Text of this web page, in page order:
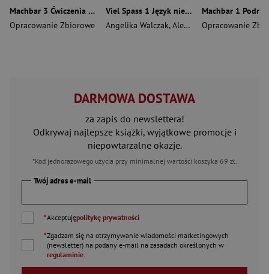
Machbar 3 Ćwiczenia do nauki języka niemieckiego
Opracowanie Zbiorowe
Viel Spass 1 Język niemiecki Zeszyt ćwiczeń
Angelika Walczak,Aleksandra Walczak Opracowanie
DARMOWA DOSTAWA
za zapis do newslettera!
Odkrywaj najlepsze książki, wyjątkowe promocje i
niepowtarzalne okazje.
*Kod jednorazowego użycia przy minimalnej wartości koszyka 69 zł.
Twój adres e-mail
*Akceptujępolitykę prywatności
*Zgadzam się na otrzymywanie wiadomości marketingowych
(newsletter) na podany e-mail na zasadach określonych w
regulaminie.